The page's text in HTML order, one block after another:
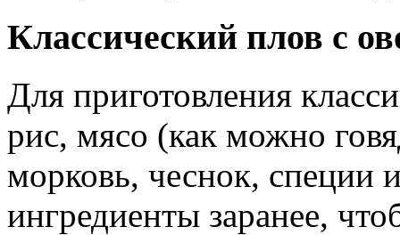
Классический плов с
Для приготовления
рис, мясо (как можно
морковь, чеснок, специи
ингредиенты заранее,